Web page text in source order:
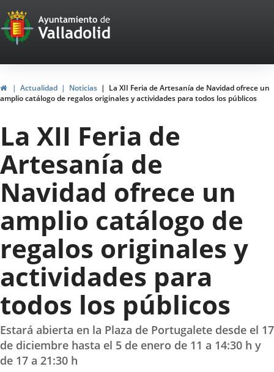
Portal
Web
del
Ayuntamiento
de
Valladolid
HomeActualidad Noticias
La XII Feria de Artesanía de Navidad ofrece un
amplio catálogo de regalos originales y actividades para todos los públicos
La XII Feria de
Artesanía de
Navidad ofrece un
amplio catálogo de
regalos originales y
actividades para
todos los públicos
Estará abierta en la Plaza de Portugalete desde el 17
de diciembre hasta el 5 de enero de 11 a 14:30 h y
de 17 a 21:30 h